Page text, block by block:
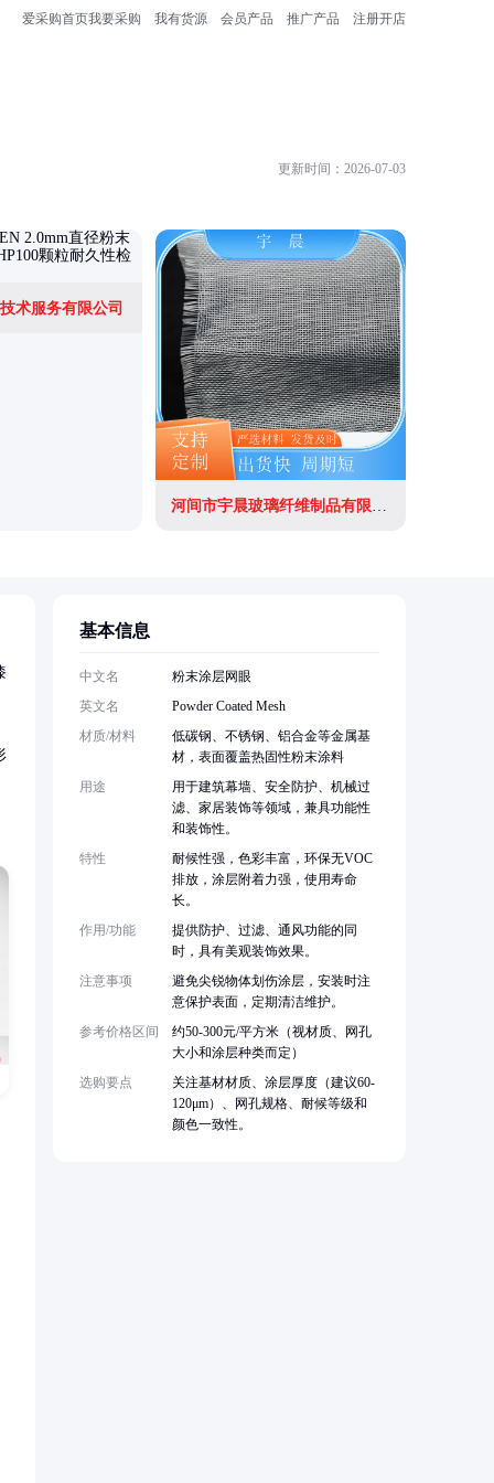
爱采购首页我要采购 我有货源 会员产品 推广产品 注册开店
更新时间：2026-07-03
术服务有限公司
河间市宇晨玻璃纤维制品有限公司
基本信息
中文名
粉末涂层网眼
英文名
Powder Coated Mesh
材质/材料
低碳钢、不锈钢、铝合金等金属基
材，表面覆盖热固性粉末涂料
用途
用于建筑幕墙、安全防护、机械过
滤、家居装饰等领域，兼具功能性
和装饰性。
特性
耐候性强，色彩丰富，环保无VOC
排放，涂层附着力强，使用寿命
长。
作用/功能
提供防护、过滤、通风功能的同
时，具有美观装饰效果。
注意事项
避免尖锐物体划伤涂层，安装时注
意保护表面，定期清洁维护。
参考价格区间
约50-300元/平方米（视材质、网孔
大小和涂层种类而定）
选购要点
关注基材材质、涂层厚度（建议60-
120μm）、网孔规格、耐候等级和
颜色一致性。